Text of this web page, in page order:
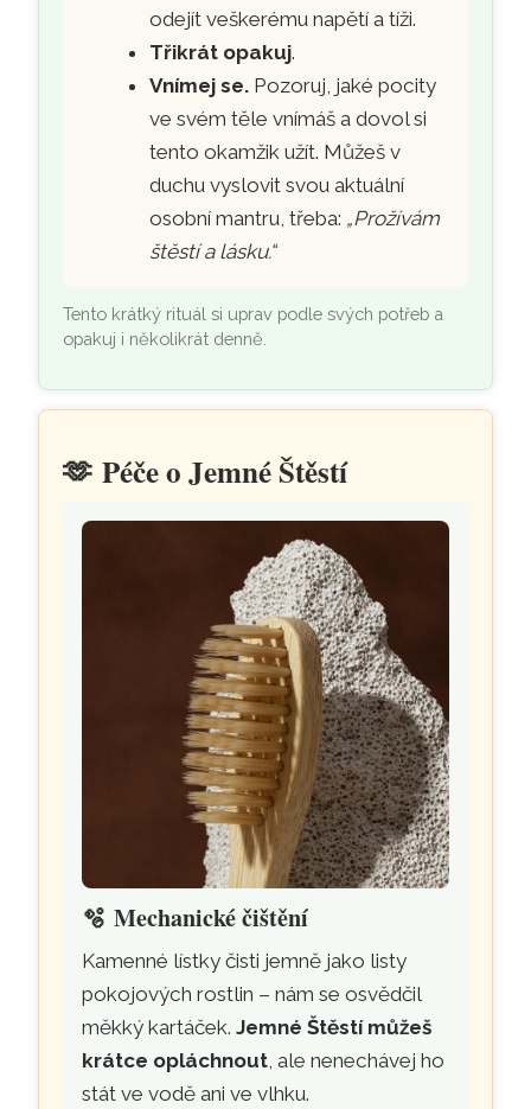
odejít veškerému napětí a tíži.
Třikrát opakuj.
Vnímej se. Pozoruj, jaké pocity
ve svém těle vnímáš a dovol si
tento okamžik užít. Můžeš v
duchu vyslovit svou aktuální
osobní mantru, třeba: „Prožívám
štěstí a lásku.“
Tento krátký rituál si uprav podle svých potřeb a
opakuj i několikrát denně.
🫶Péče o Jemné Štěstí
🫧Mechanické čištění
Kamenné lístky čisti jemně jako listy
pokojových rostlin – nám se osvědčil
měkký kartáček.Jemné Štěstí můžeš
krátce opláchnout , ale nenechávej ho
stát ve vodě ani ve vlhku.